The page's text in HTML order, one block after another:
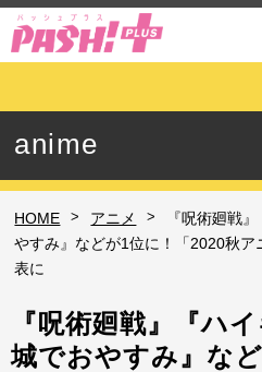
anime
HOME > アニメ >
『呪術廻戦
やすみ』などが1位に！「2020秋
表に
『呪術廻戦』『ハ
城でおやすみ』な